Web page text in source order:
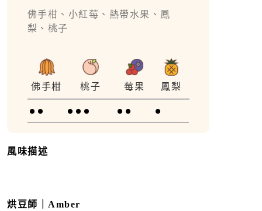
佛手柑、小紅莓、熱帶水果、鳳
梨、桃子
佛手柑 桃子 莓果 鳳梨
風味描述
烘豆師｜Amber